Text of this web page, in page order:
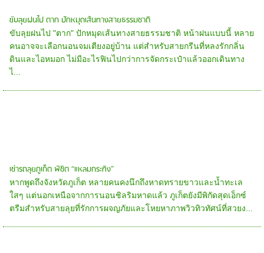
ขับลุยฝนไป ตาก ปักหมุดเส้นทางสายธรรมชาติ
ขับลุยฝนไป "ตาก" ปักหมุดเส้นทางสายธรรมชาติ หน้าฝนแบบนี้ หลาย
คนอาจจะเลือกนอนจมเตียงอยู่บ้าน แต่สำหรับสายกรีนที่หลงรักกลิ่น
ดินและไอหมอก ไม่มีอะไรฟินไปกว่าการจัดกระเป๋าแล้วออกเดินทาง
ไ...
เช่ารถลุยภูเก็ต พิชิต “แหลมกระทิง”
หากพูดถึงจังหวัดภูเก็ต หลายคนคงนึกถึงหาดทรายขาวและน้ำทะเล
ใสๆ แต่นอกเหนือจากการนอนชิลริมหาดแล้ว ภูเก็ตยังมีพิกัดสุดเอ็กซ์
ตรีมสำหรับสายลุยที่รักการผจญภัยและโหยหาภาพวิวทิวทัศน์ที่สวยง...